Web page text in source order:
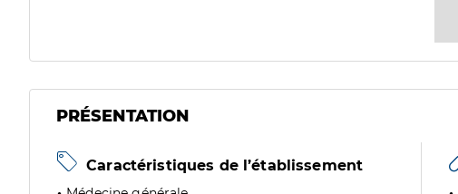
PRÉSENTATION
Caractéristiques de l’établissement